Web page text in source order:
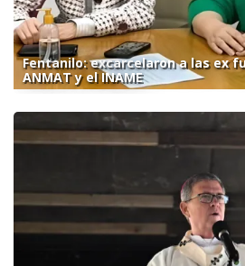
Fentanilo: excarcelaron a las ex
ANMAT y el INAME